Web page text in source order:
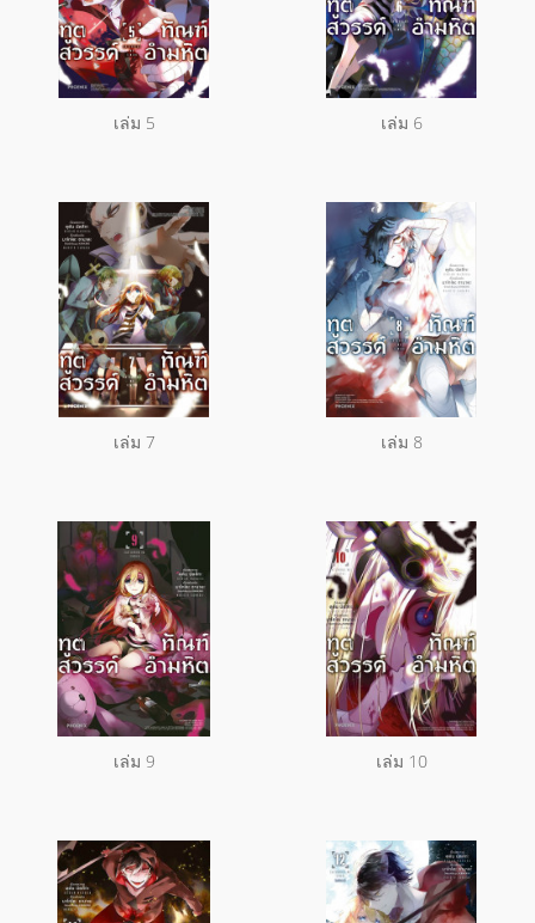
เล่ม 5 เล่ม 6
เล่ม 7 เล่ม 8
เล่ม 9 เล่ม 10